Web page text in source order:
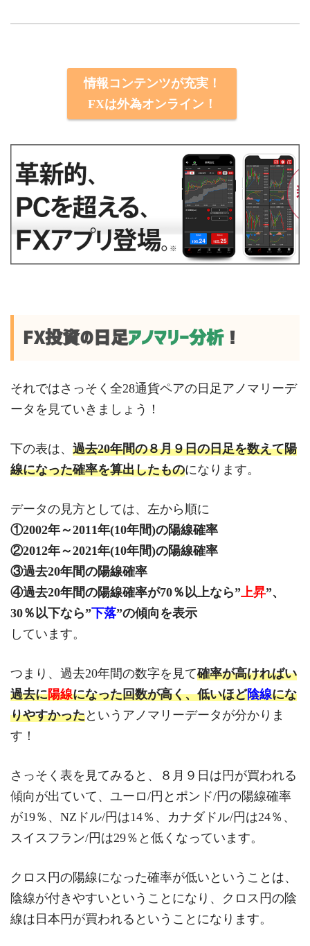
情報コンテンツが充実！
FXは外為オンライン！
FX投資の日足アノマリー分析！
それではさっそく全28通貨ペアの日足アノマリーデ
ータを見ていきましょう！
下の表は、 過去20年間の８月９日の日足を数えて陽
線になった確率を算出したものになります。
データの見方としては、左から順に
①2002年～2011年(10年間)の陽線確率
②2012年～2021年(10年間)の陽線確率
③過去20年間の陽線確率
④過去20年間の陽線確率が70％以上なら” 上昇”、
30％以下なら”下落”の傾向を表示
しています。
つまり、過去20年間の数字を見て確率が高ければい
過去に陽線になった回数が高く、低いほど陰線にな
りやすかったというアノマリーデータが分かりま
す！
さっそく表を見てみると、８月９日は円が買われる
傾向が出ていて、ユーロ/円とポンド/円の陽線確率
が19％、NZドル/円は14％、カナダドル/円は24％、
スイスフラン/円は29％と低くなっています。
クロス円の陽線になった確率が低いということは、
陰線が付きやすいということになり、クロス円の陰
線は日本円が買われるということになります。